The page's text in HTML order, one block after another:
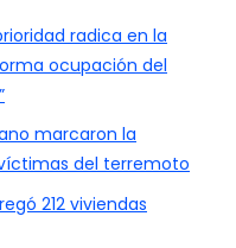
radica en la
ocupación del
marcaron la
del terremoto
212 viviendas